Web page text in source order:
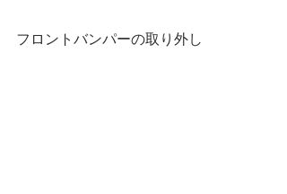
フロントバンパーの取り外し